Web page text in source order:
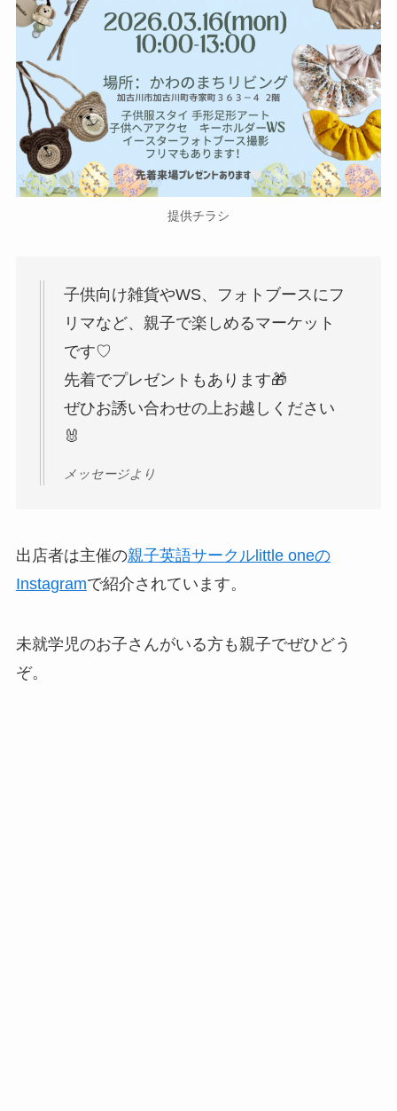
提供チラシ
子供向け雑貨やWS、フォトブースにフ
リマなど、親子で楽しめるマーケット
です♡
先着でプレゼントもあります🎁
ぜひお誘い合わせの上お越しください
🐰
メッセージより
出店者は主催の親子英語サークルlittle oneの
Instagramで紹介されています。
未就学児のお子さんがいる方も親子でぜひどう
ぞ。